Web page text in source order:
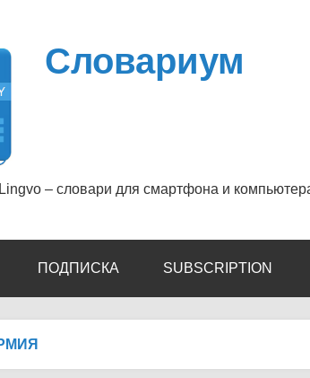
Словариум
– словари для смартфона и
ПОДПИСКА SUBSCRIPTION